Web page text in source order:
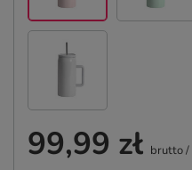
99,99 zł brutto/